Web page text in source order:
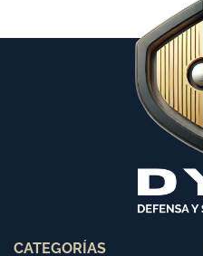
CATEGORÍAS